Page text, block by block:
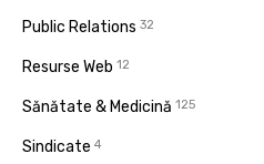
Public Relations 32
Resurse Web 12
Sănătate & Medicină 125
Sindicate 4